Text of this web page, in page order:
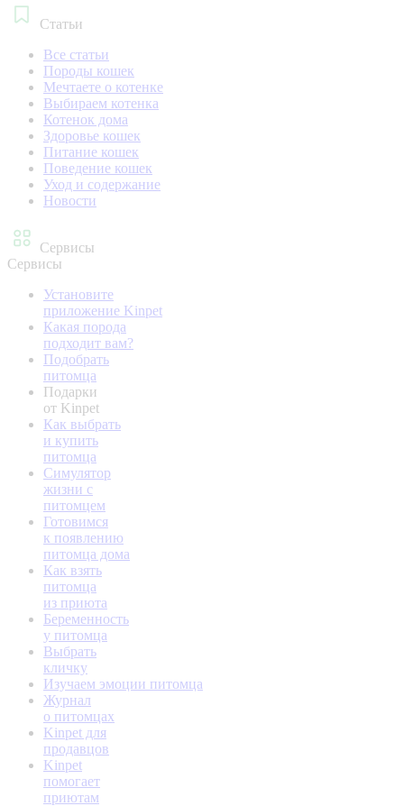
Статьи
Все статьи
Породы кошек
Мечтаете о котенке
Выбираем котенка
Котенок дома
Здоровье кошек
Питание кошек
Поведение кошек
Уход и содержание
Новости
Сервисы
Сервисы
Установите
приложение Kinpet
Какая порода
подходит вам?
Подобрать
питомца
Подарки
от Kinpet
Как выбрать
и купить
питомца
Симулятор
жизни с
питомцем
Готовимся
к появлению
питомца дома
Как взять
питомца
из приюта
Беременность
у питомца
Выбрать
кличку
Изучаем эмоции питомца
Журнал
о питомцах
Kinpet для
продавцов
Kinpet
помогает
приютам